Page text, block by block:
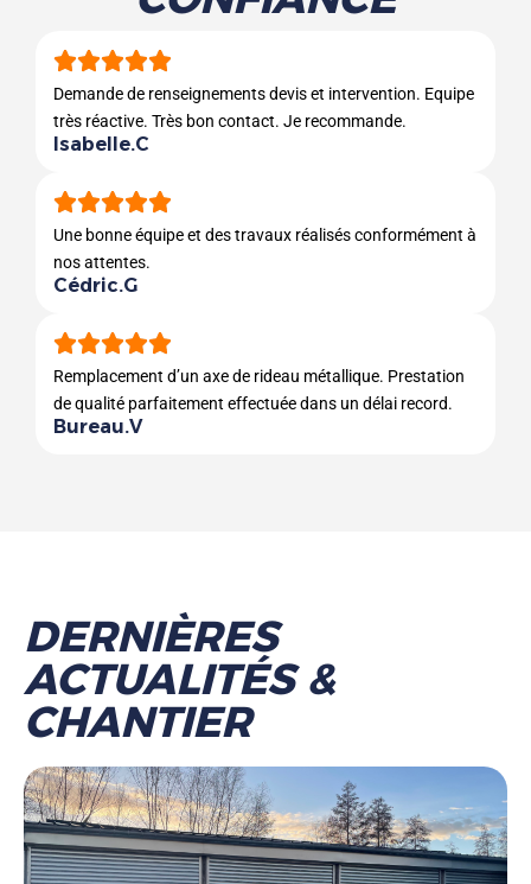
Demande de renseignements devis et intervention. Equipe
très réactive. Très bon contact. Je recommande.
Isabelle.C
Une bonne équipe et des travaux réalisés conformément à
nos attentes.
Cédric.G
Remplacement d’un axe de rideau métallique. Prestation
de qualité parfaitement effectuée dans un délai record.
Bureau.V
DERNIÈRES
ACTUALITÉS &
CHANTIER